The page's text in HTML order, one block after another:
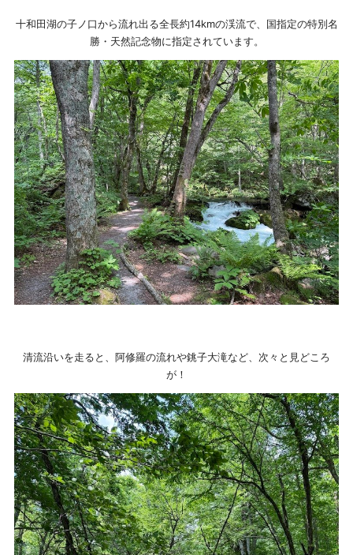
十和田湖の子ノ口から流れ出る全長約14kmの渓流で、国指定の特別名
勝・天然記念物に指定されています。
清流沿いを走ると、阿修羅の流れや銚子大滝など、次々と見どころ
が！